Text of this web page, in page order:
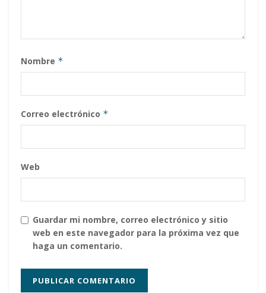
Nombre *
Correo electrónico *
Web
Guardar mi nombre, correo electrónico y sitio
web en este navegador para la próxima vez que
haga un comentario.